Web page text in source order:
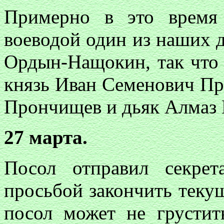
Примерно в это время
воеводой один из наших
Ордын-Нащокин, так что
князь Иван Семенович
Прончищев и дьяк Алмаз
27 марта.
Посол отправил
просьбой закончить
посол может не